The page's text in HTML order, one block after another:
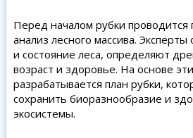
Перед началом рубки
анализ лесного массива.
и состояние леса, определяют
возраст и здоровье. На основе
разрабатывается план рубки,
сохранить биоразнообразие и
экосистемы.